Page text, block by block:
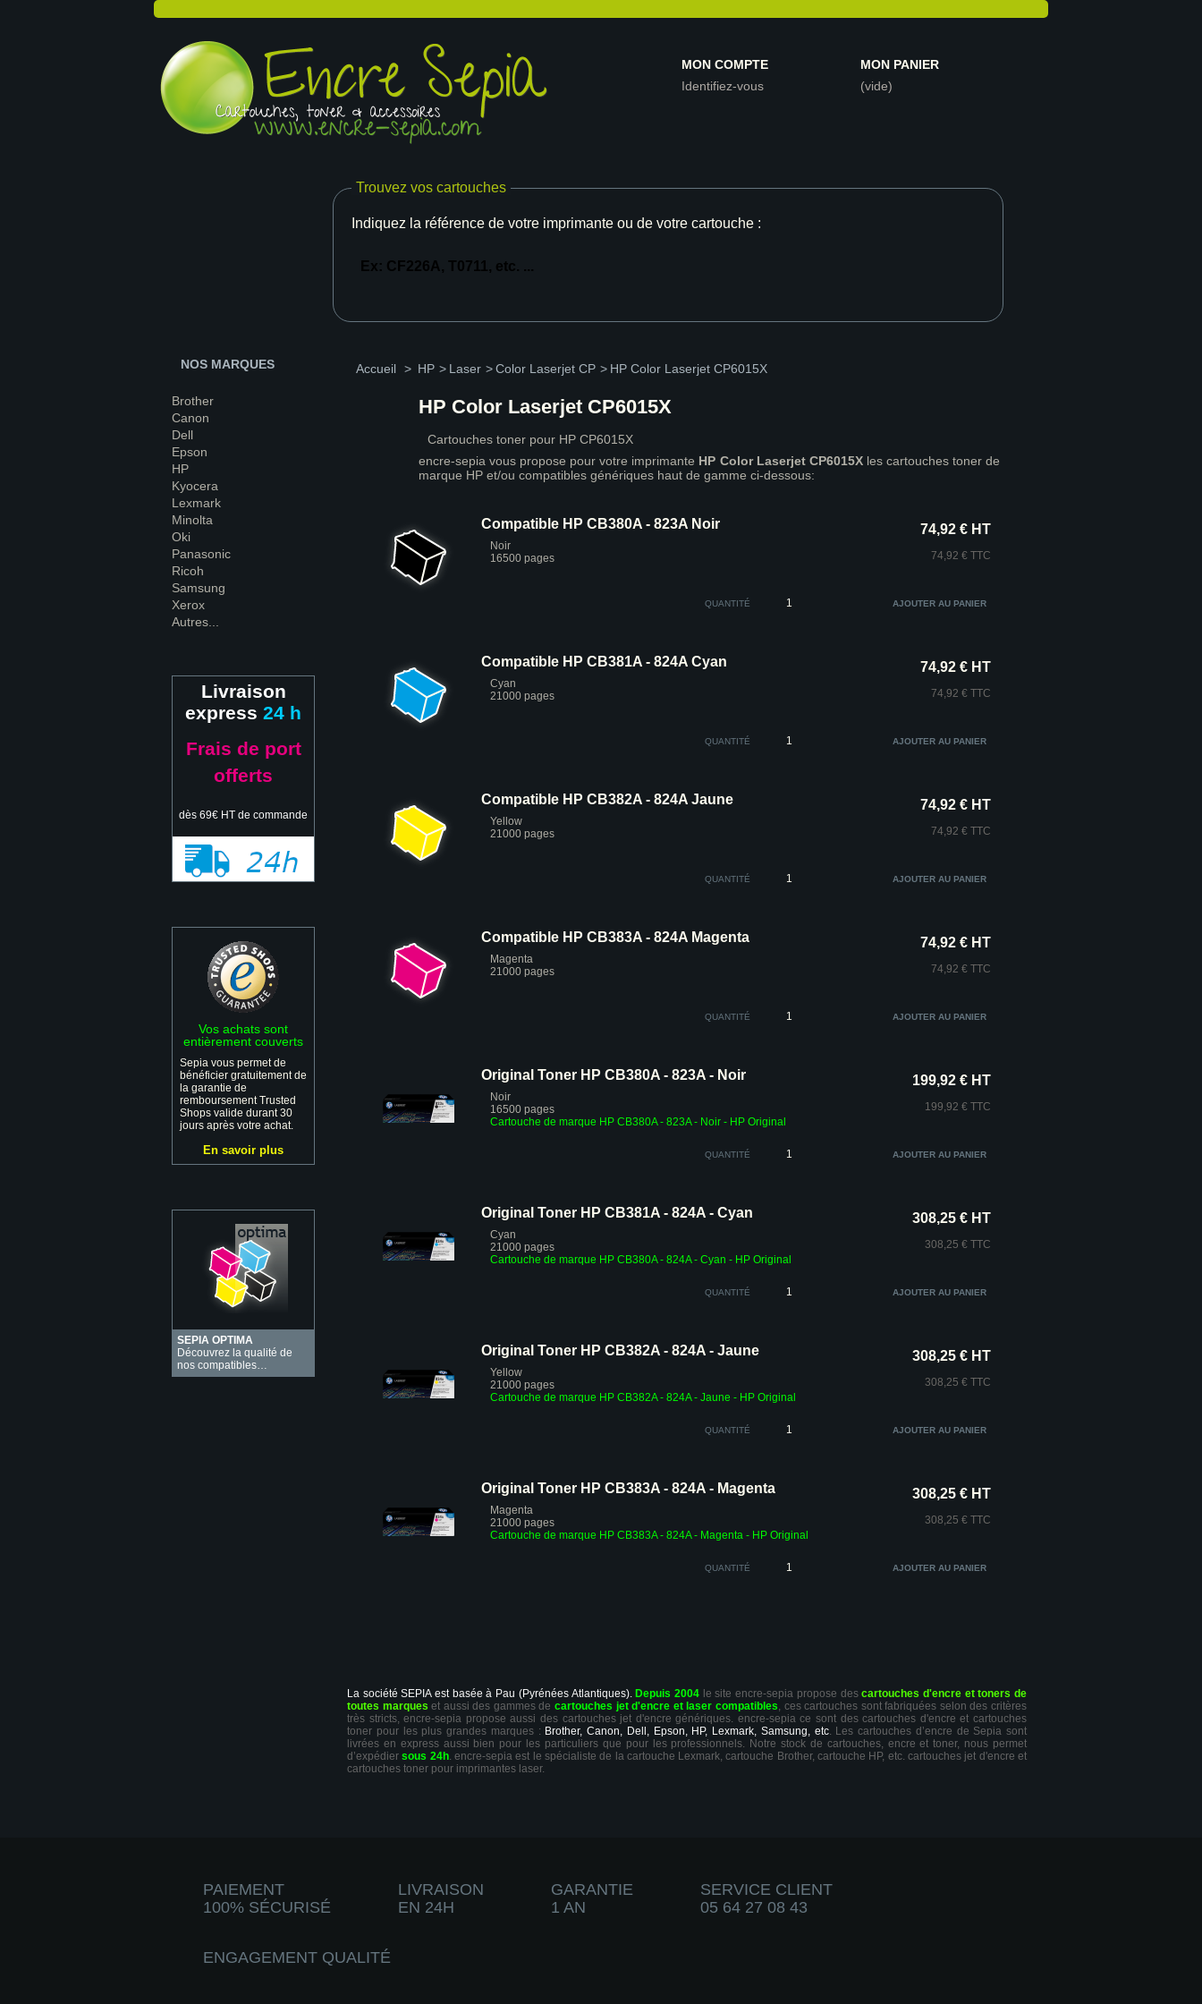
MON COMPTE
Identifiez-vous
MON PANIER
(vide)
Trouvez vos cartouches
Indiquez la référence de votre imprimante ou de votre cartouche :
NOS MARQUES
Brother
Canon
Dell
Epson
HP
Kyocera
Lexmark
Minolta
Oki
Panasonic
Ricoh
Samsung
Xerox
Autres...
Livraison
express 24 h
Frais de port
offerts
dès 69€ HT de commande
Vos achats sont
entièrement couverts
Sepia vous permet de
bénéficier gratuitement de
la garantie de
remboursement Trusted
Shops valide durant 30
jours après votre achat.
En savoir plus
SEPIA OPTIMA
Découvrez la qualité de
nos compatibles…
Accueil > HP > Laser >Color Laserjet CP > HP Color Laserjet CP6015X
HP Color Laserjet CP6015X
Cartouches toner pour HP CP6015X
encre-sepia vous propose pour votre imprimante HP Color Laserjet CP6015Xles cartouches toner de
marque HP et/ou compatibles génériques haut de gamme ci-dessous:
Compatible HP CB380A - 823A Noir
Noir
16500 pages
74,92 € HT
74,92 € TTC
QUANTITÉ
Compatible HP CB381A - 824A Cyan
Cyan
21000 pages
74,92 € HT
74,92 € TTC
QUANTITÉ
Compatible HP CB382A - 824A Jaune
Yellow
21000 pages
74,92 € HT
74,92 € TTC
QUANTITÉ
Compatible HP CB383A - 824A Magenta
Magenta
21000 pages
74,92 € HT
74,92 € TTC
QUANTITÉ
Original Toner HP CB380A - 823A - Noir
Noir
16500 pages
Cartouche de marque HP CB380A - 823A - Noir - HP Original
199,92 € HT
199,92 € TTC
QUANTITÉ
Original Toner HP CB381A - 824A - Cyan
Cyan
21000 pages
Cartouche de marque HP CB380A - 824A - Cyan - HP Original
308,25 € HT
308,25 € TTC
QUANTITÉ
Original Toner HP CB382A - 824A - Jaune
Yellow
21000 pages
Cartouche de marque HP CB382A - 824A - Jaune - HP Original
308,25 € HT
308,25 € TTC
QUANTITÉ
Original Toner HP CB383A - 824A - Magenta
Magenta
21000 pages
Cartouche de marque HP CB383A - 824A - Magenta - HP Original
308,25 € HT
308,25 € TTC
QUANTITÉ
La société SEPIA est basée à Pau (Pyrénées Atlantiques). Depuis 2004 le site encre-sepia propose descartouches d'encre et toners de
toutes marques et aussi des gammes decartouches jet d'encre et laser compatibles, ces cartouches sont fabriquées selon des critères
très stricts, encre-sepia propose aussi des cartouches jet d'encre génériques. encre-sepia ce sont des cartouches d'encre et cartouches
toner pour les plus grandes marques : Brother, Canon, Dell, Epson, HP, Lexmark, Samsung, etc. Les cartouches d’encre de Sepia sont
livrées en express aussi bien pour les particuliers que pour les professionnels. Notre stock de cartouches, encre et toner, nous permet
d’expédiersous 24h. encre-sepia est le spécialiste de la cartouche Lexmark, cartouche Brother, cartouche HP, etc. cartouches jet d'encre et
cartouches toner pour imprimantes laser.
PAIEMENT
100% SÉCURISÉ
LIVRAISON
EN 24H
GARANTIE
1 AN
SERVICE CLIENT
05 64 27 08 43
ENGAGEMENT QUALITÉ